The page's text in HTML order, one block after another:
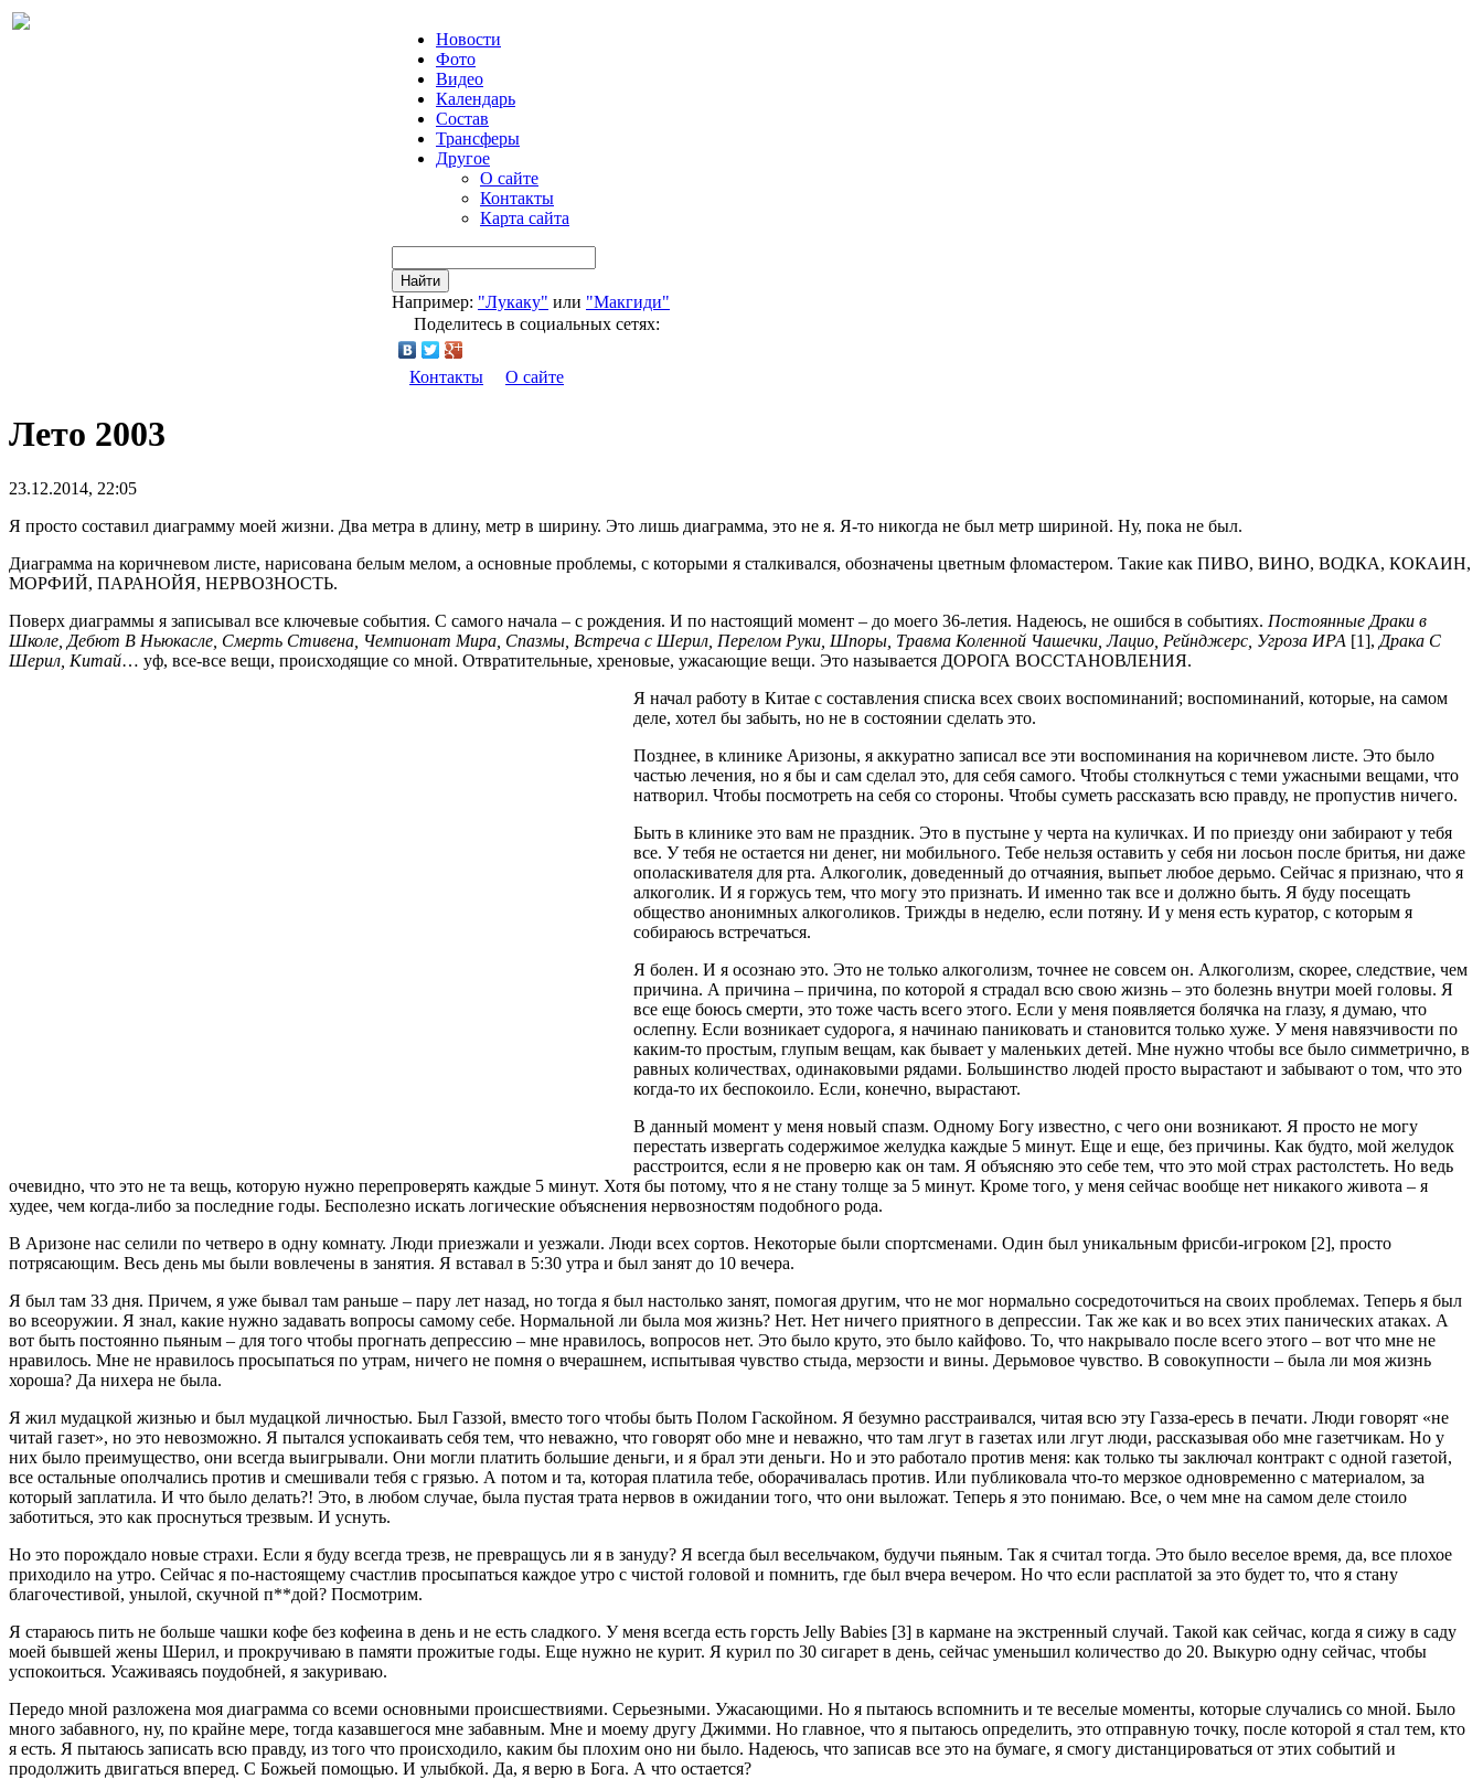
Новости
Фото
Видео
Календарь
Состав
Трансферы
Другое
О сайте
Контакты
Карта сайта
Найти
Например: "Лукаку" или "Макгиди"
Поделитесь в социальных сетях:
Контакты О сайте
Лето 2003
23.12.2014, 22:05
Я просто составил диаграмму моей жизни. Два метра в длину, метр в ширину. Это лишь диаграмма, это не я. Я-то никогда не был метр шириной. Ну, пока не был.
Диаграмма на коричневом листе, нарисована белым мелом, а основные проблемы, с которыми я сталкивался, обозначены цветным фломастером. Такие как ПИВО, ВИНО, ВОДКА, КОКАИН,
МОРФИЙ, ПАРАНОЙЯ, НЕРВОЗНОСТЬ.
Поверх диаграммы я записывал все ключевые события. С самого начала – с рождения. И по настоящий момент – до моего 36-летия. Надеюсь, не ошибся в событиях. Постоянные Драки в
Школе, Дебют В Ньюкасле, Смерть Стивена, Чемпионат Мира, Спазмы, Встреча с Шерил, Перелом Руки, Шпоры, Травма Коленной Чашечки, Лацио, Рейнджерс, Угроза ИРА [1], Драка С
Шерил, Китай… уф, все-все вещи, происходящие со мной. Отвратительные, хреновые, ужасающие вещи. Это называется ДОРОГА ВОССТАНОВЛЕНИЯ.
Я начал работу в Китае с составления списка всех своих воспоминаний; воспоминаний, которые, на самом
деле, хотел бы забыть, но не в состоянии сделать это.
Позднее, в клинике Аризоны, я аккуратно записал все эти воспоминания на коричневом листе. Это было
частью лечения, но я бы и сам сделал это, для себя самого. Чтобы столкнуться с теми ужасными вещами, что
натворил. Чтобы посмотреть на себя со стороны. Чтобы суметь рассказать всю правду, не пропустив ничего.
Быть в клинике это вам не праздник. Это в пустыне у черта на куличках. И по приезду они забирают у тебя
все. У тебя не остается ни денег, ни мобильного. Тебе нельзя оставить у себя ни лосьон после бритья, ни даже
ополаскивателя для рта. Алкоголик, доведенный до отчаяния, выпьет любое дерьмо. Сейчас я признаю, что я
алкоголик. И я горжусь тем, что могу это признать. И именно так все и должно быть. Я буду посещать
общество анонимных алкоголиков. Трижды в неделю, если потяну. И у меня есть куратор, с которым я
собираюсь встречаться.
Я болен. И я осознаю это. Это не только алкоголизм, точнее не совсем он. Алкоголизм, скорее, следствие, чем
причина. А причина – причина, по которой я страдал всю свою жизнь – это болезнь внутри моей головы. Я
все еще боюсь смерти, это тоже часть всего этого. Если у меня появляется болячка на глазу, я думаю, что
ослепну. Если возникает судорога, я начинаю паниковать и становится только хуже. У меня навязчивости по
каким-то простым, глупым вещам, как бывает у маленьких детей. Мне нужно чтобы все было симметрично, в
равных количествах, одинаковыми рядами. Большинство людей просто вырастают и забывают о том, что это
когда-то их беспокоило. Если, конечно, вырастают.
В данный момент у меня новый спазм. Одному Богу известно, с чего они возникают. Я просто не могу
перестать извергать содержимое желудка каждые 5 минут. Еще и еще, без причины. Как будто, мой желудок
расстроится, если я не проверю как он там. Я объясняю это себе тем, что это мой страх растолстеть. Но ведь
очевидно, что это не та вещь, которую нужно перепроверять каждые 5 минут. Хотя бы потому, что я не стану толще за 5 минут. Кроме того, у меня сейчас вообще нет никакого живота – я
худее, чем когда-либо за последние годы. Бесполезно искать логические объяснения нервозностям подобного рода.
В Аризоне нас селили по четверо в одну комнату. Люди приезжали и уезжали. Люди всех сортов. Некоторые были спортсменами. Один был уникальным фрисби-игроком [2], просто
потрясающим. Весь день мы были вовлечены в занятия. Я вставал в 5:30 утра и был занят до 10 вечера.
Я был там 33 дня. Причем, я уже бывал там раньше – пару лет назад, но тогда я был настолько занят, помогая другим, что не мог нормально сосредоточиться на своих проблемах. Теперь я был
во всеоружии. Я знал, какие нужно задавать вопросы самому себе. Нормальной ли была моя жизнь? Нет. Нет ничего приятного в депрессии. Так же как и во всех этих панических атаках. А
вот быть постоянно пьяным – для того чтобы прогнать депрессию – мне нравилось, вопросов нет. Это было круто, это было кайфово. То, что накрывало после всего этого – вот что мне не
нравилось. Мне не нравилось просыпаться по утрам, ничего не помня о вчерашнем, испытывая чувство стыда, мерзости и вины. Дерьмовое чувство. В совокупности – была ли моя жизнь
хороша? Да нихера не была.
Я жил мудацкой жизнью и был мудацкой личностью. Был Газзой, вместо того чтобы быть Полом Гаскойном. Я безумно расстраивался, читая всю эту Газза-ересь в печати. Люди говорят «не
читай газет», но это невозможно. Я пытался успокаивать себя тем, что неважно, что говорят обо мне и неважно, что там лгут в газетах или лгут люди, рассказывая обо мне газетчикам. Но у
них было преимущество, они всегда выигрывали. Они могли платить большие деньги, и я брал эти деньги. Но и это работало против меня: как только ты заключал контракт с одной газетой,
все остальные ополчались против и смешивали тебя с грязью. А потом и та, которая платила тебе, оборачивалась против. Или публиковала что-то мерзкое одновременно с материалом, за
который заплатила. И что было делать?! Это, в любом случае, была пустая трата нервов в ожидании того, что они выложат. Теперь я это понимаю. Все, о чем мне на самом деле стоило
заботиться, это как проснуться трезвым. И уснуть.
Но это порождало новые страхи. Если я буду всегда трезв, не превращусь ли я в зануду? Я всегда был весельчаком, будучи пьяным. Так я считал тогда. Это было веселое время, да, все плохое
приходило на утро. Сейчас я по-настоящему счастлив просыпаться каждое утро с чистой головой и помнить, где был вчера вечером. Но что если расплатой за это будет то, что я стану
благочестивой, унылой, скучной п**дой? Посмотрим.
Я стараюсь пить не больше чашки кофе без кофеина в день и не есть сладкого. У меня всегда есть горсть Jelly Babies [3] в кармане на экстренный случай. Такой как сейчас, когда я сижу в саду
моей бывшей жены Шерил, и прокручиваю в памяти прожитые годы. Еще нужно не курит. Я курил по 30 сигарет в день, сейчас уменьшил количество до 20. Выкурю одну сейчас, чтобы
успокоиться. Усаживаясь поудобней, я закуриваю.
Передо мной разложена моя диаграмма со всеми основными происшествиями. Серьезными. Ужасающими. Но я пытаюсь вспомнить и те веселые моменты, которые случались со мной. Было
много забавного, ну, по крайне мере, тогда казавшегося мне забавным. Мне и моему другу Джимми. Но главное, что я пытаюсь определить, это отправную точку, после которой я стал тем, кто
я есть. Я пытаюсь записать всю правду, из того что происходило, каким бы плохим оно ни было. Надеюсь, что записав все это на бумаге, я смогу дистанцироваться от этих событий и
продолжить двигаться вперед. С Божьей помощью. И улыбкой. Да, я верю в Бога. А что остается?